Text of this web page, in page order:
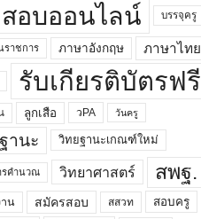
อบออนไลน์ บรรจุครู
ราชการ ภาษาอังกฤษ ภาษาไทย
รับเกียรติบัตรฟรี
ลูกเสือ วPA วันครู
านะ วิทยฐานะเกณฑ์ใหม่
รคำนวณ วิทยาศาสตร์ สพฐ.
น สมัครสอบ สสวท
สอบครู